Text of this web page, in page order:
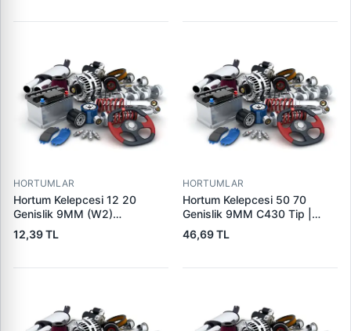
HORTUMLAR
Hortum Kelepcesi 12 20
Genislik 9MM (W2)
Paslanmaz Celik | USTUN
CH12
12,39 TL
HORTUMLAR
Hortum Kelepcesi 50 70
Genislik 9MM C430 Tip |
ERBI C430 50-70
46,69 TL